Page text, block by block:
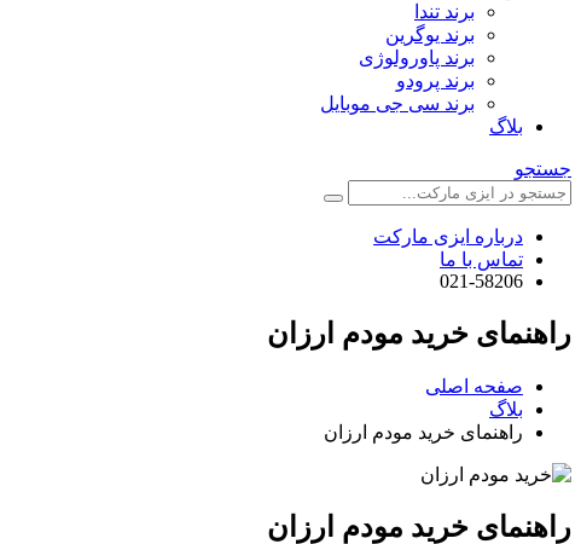
برند تندا
برند یوگرین
برند پاورولوژی
برند پرودو
برند سی جی موبایل
بلاگ
جستجو
درباره ایزی مارکت
تماس با ما
021-58206
راهنمای خرید مودم ارزان
صفحه اصلی
بلاگ
راهنمای خرید مودم ارزان
راهنمای خرید مودم ارزان